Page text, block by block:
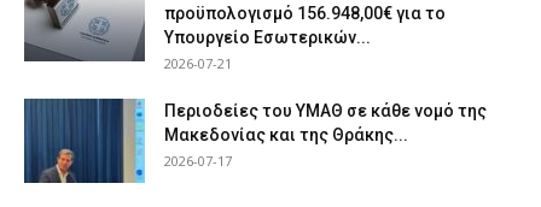
προϋπολογισμό 156.948,00€ για το
Υπουργείο Εσωτερικών...
2026-07-21
Περιοδείες του ΥΜΑΘ σε κάθε νομό της
Μακεδονίας και της Θράκης...
2026-07-17